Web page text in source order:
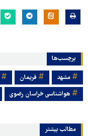
برچسب‌ها
مشهد فریمان
هواشناسی خراسان رضوی
مطالب بیشتر